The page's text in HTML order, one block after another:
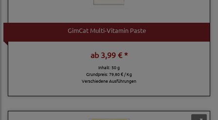
GimCat Multi-Vitamin Paste
ab3,99 € *
Inhalt: 50 g
Grundpreis:79,80 € / Kg
Verschiedene Ausführungen